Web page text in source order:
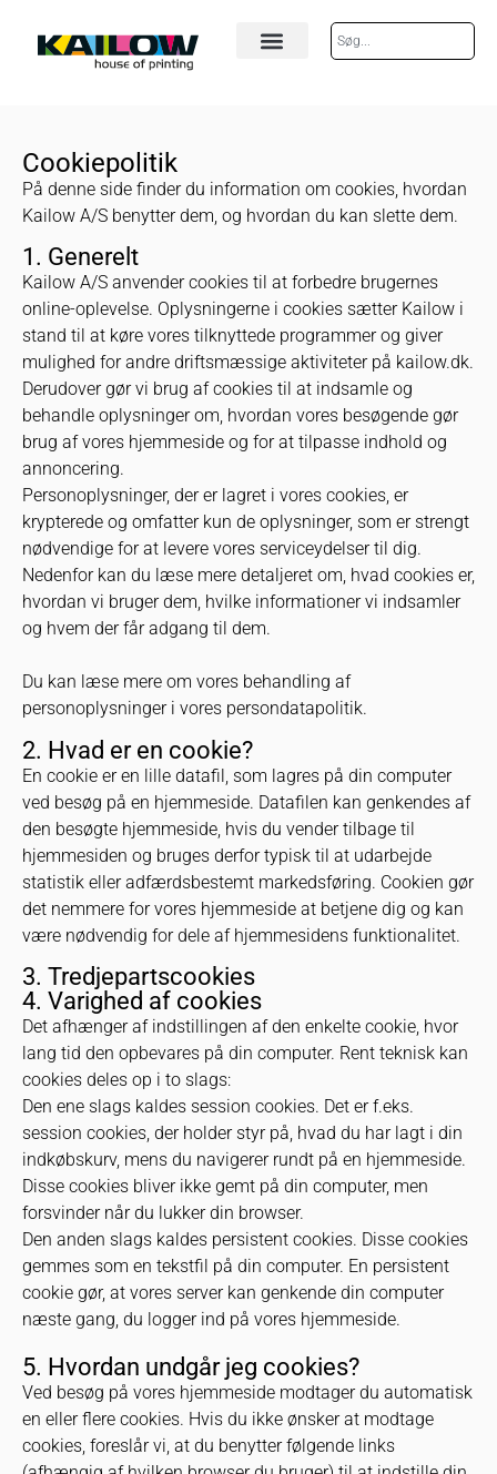
Cookiepolitik
På denne side finder du information om cookies, hvordan
Kailow A/S benytter dem, og hvordan du kan slette dem.
1. Generelt
Kailow A/S anvender cookies til at forbedre brugernes
online-oplevelse. Oplysningerne i cookies sætter Kailow i
stand til at køre vores tilknyttede programmer og giver
mulighed for andre driftsmæssige aktiviteter på kailow.dk.
Derudover gør vi brug af cookies til at indsamle og
behandle oplysninger om, hvordan vores besøgende gør
brug af vores hjemmeside og for at tilpasse indhold og
annoncering.
Personoplysninger, der er lagret i vores cookies, er
krypterede og omfatter kun de oplysninger, som er strengt
nødvendige for at levere vores serviceydelser til dig.
Nedenfor kan du læse mere detaljeret om, hvad cookies er,
hvordan vi bruger dem, hvilke informationer vi indsamler
og hvem der får adgang til dem.
Du kan læse mere om vores behandling af
personoplysninger i vores persondatapolitik.
2. Hvad er en cookie?
En cookie er en lille datafil, som lagres på din computer
ved besøg på en hjemmeside. Datafilen kan genkendes af
den besøgte hjemmeside, hvis du vender tilbage til
hjemmesiden og bruges derfor typisk til at udarbejde
statistik eller adfærdsbestemt markedsføring. Cookien gør
det nemmere for vores hjemmeside at betjene dig og kan
være nødvendig for dele af hjemmesidens funktionalitet.
3. Tredjepartscookies
4. Varighed af cookies
Det afhænger af indstillingen af den enkelte cookie, hvor
lang tid den opbevares på din computer. Rent teknisk kan
cookies deles op i to slags:
Den ene slags kaldes session cookies. Det er f.eks.
session cookies, der holder styr på, hvad du har lagt i din
indkøbskurv, mens du navigerer rundt på en hjemmeside.
Disse cookies bliver ikke gemt på din computer, men
forsvinder når du lukker din browser.
Den anden slags kaldes persistent cookies. Disse cookies
gemmes som en tekstfil på din computer. En persistent
cookie gør, at vores server kan genkende din computer
næste gang, du logger ind på vores hjemmeside.
5. Hvordan undgår jeg cookies?
Ved besøg på vores hjemmeside modtager du automatisk
en eller flere cookies. Hvis du ikke ønsker at modtage
cookies, foreslår vi, at du benytter følgende links